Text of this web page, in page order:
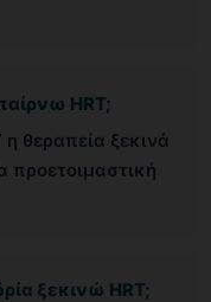
ΗRT;
θεραπεία ξεκινά
προετοιμαστική
ξεκινώ ΗRT;